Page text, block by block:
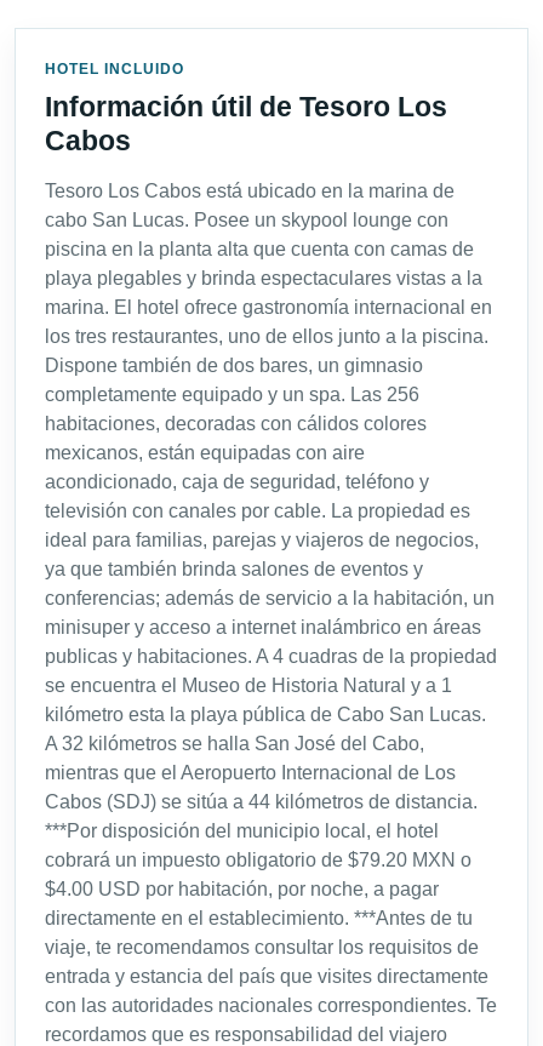
HOTEL INCLUIDO
Información útil de Tesoro Los
Cabos
Tesoro Los Cabos está ubicado en la marina de
cabo San Lucas. Posee un skypool lounge con
piscina en la planta alta que cuenta con camas de
playa plegables y brinda espectaculares vistas a la
marina. El hotel ofrece gastronomía internacional en
los tres restaurantes, uno de ellos junto a la piscina.
Dispone también de dos bares, un gimnasio
completamente equipado y un spa. Las 256
habitaciones, decoradas con cálidos colores
mexicanos, están equipadas con aire
acondicionado, caja de seguridad, teléfono y
televisión con canales por cable. La propiedad es
ideal para familias, parejas y viajeros de negocios,
ya que también brinda salones de eventos y
conferencias; además de servicio a la habitación, un
minisuper y acceso a internet inalámbrico en áreas
publicas y habitaciones. A 4 cuadras de la propiedad
se encuentra el Museo de Historia Natural y a 1
kilómetro esta la playa pública de Cabo San Lucas.
A 32 kilómetros se halla San José del Cabo,
mientras que el Aeropuerto Internacional de Los
Cabos (SDJ) se sitúa a 44 kilómetros de distancia.
***Por disposición del municipio local, el hotel
cobrará un impuesto obligatorio de $79.20 MXN o
$4.00 USD por habitación, por noche, a pagar
directamente en el establecimiento. ***Antes de tu
viaje, te recomendamos consultar los requisitos de
entrada y estancia del país que visites directamente
con las autoridades nacionales correspondientes. Te
recordamos que es responsabilidad del viajero